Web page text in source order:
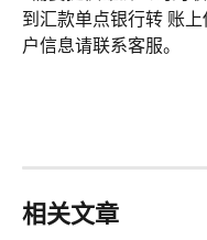
到汇款单点银行转 账
户信息请联系客服。
相关文章